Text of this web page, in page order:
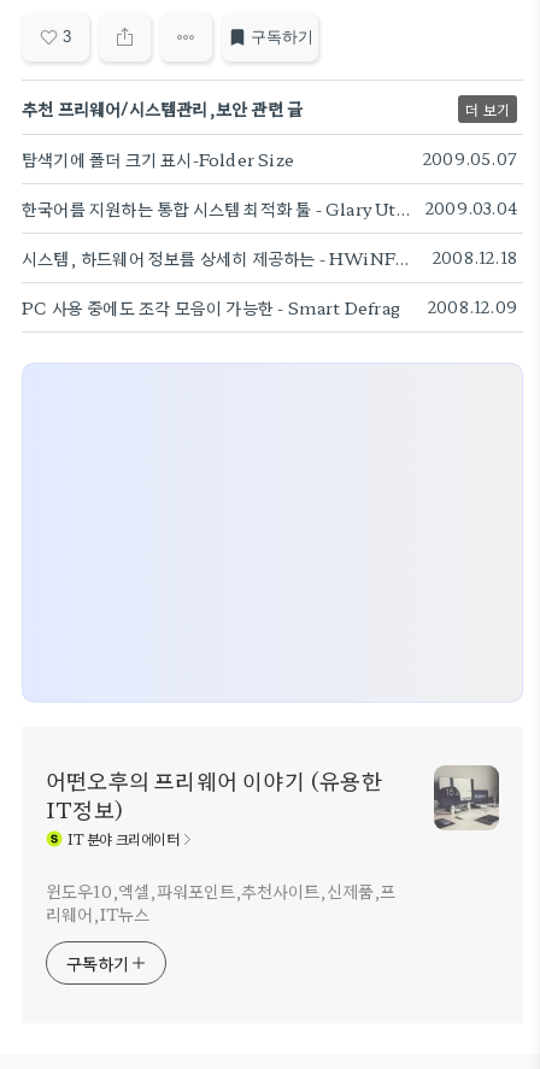
3 구독하기
추천 프리웨어/시스템관리,보안 관련 글 더 보기
탐색기에 폴더 크기 표시-Folder Size 2009.05.07
한국어를 지원하는 통합 시스템 최적화 툴 - Glary Utilities 2009.03.04
시스템, 하드웨어 정보를 상세히 제공하는 - HWiNFO32 2008.12.18
PC 사용 중에도 조각 모음이 가능한 - Smart Defrag 2008.12.09
어떤오후의 프리웨어 이야기 (유용한
IT정보)
IT분야 크리에이터
윈도우10,엑셀,파워포인트,추천사이트,신제품,프
리웨어,IT뉴스
구독하기